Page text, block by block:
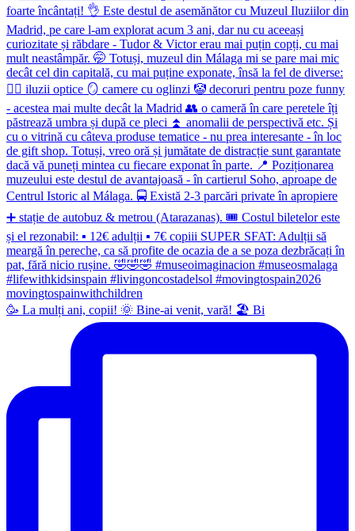
🥳 La mulți ani, copii! 🌞 Bine-ai venit, vară! 🏖 Bi